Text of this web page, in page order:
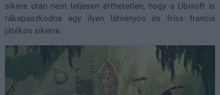
sikere után nem teljesen érthetetlen, hogy a Ubisoft is
rákapaszkodna egy ilyen látványos és friss francia
játékos sikerre.